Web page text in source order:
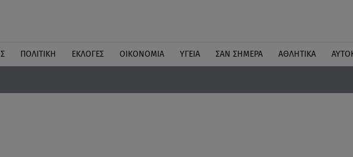
ΠΟΛΙΤΙΚΗ ΕΚΛΟΓΕΣ ΟΙΚΟΝΟΜΙΑ ΥΓΕΙΑ ΣΑΝ ΣΗΜΕΡΑ ΑΘΛΗΤΙΚΑ